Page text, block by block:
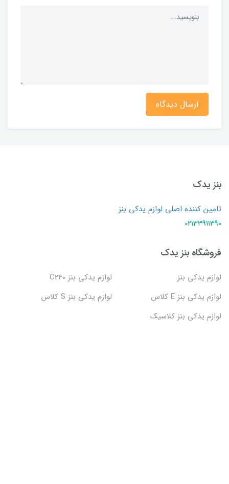
ارسال دیدگاه
بنز یدک
تامین کننده اصلی لوازم یدکی بنز
02133911390
فروشگاه بنز یدک
لوازم یدکی بنز
لوازم یدکی بنز C240
لوازم یدکی بنز E کلاس
لوازم یدکی بنز S کلاس
لوازم یدکی بنز کلاسیک